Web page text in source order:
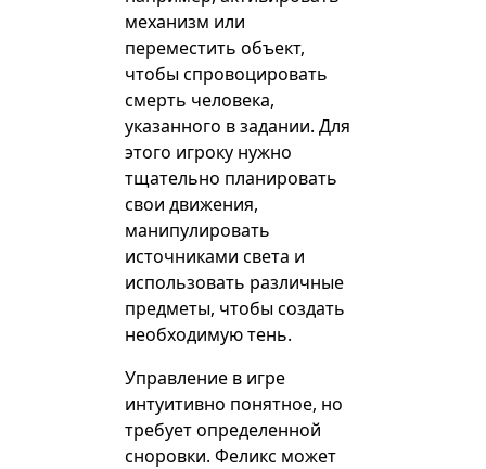
механизм или
переместить объект,
чтобы спровоцировать
смерть человека,
указанного в задании. Для
этого игроку нужно
тщательно планировать
свои движения,
манипулировать
источниками света и
использовать различные
предметы, чтобы создать
необходимую тень.
Управление в игре
интуитивно понятное, но
требует определенной
сноровки. Феликс может